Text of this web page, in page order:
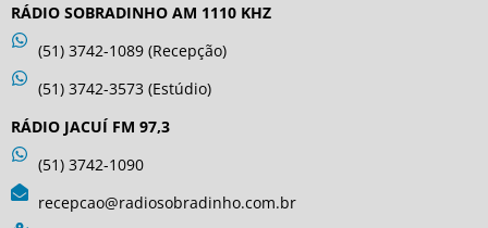
RÁDIO SOBRADINHO AM 1110 KHZ
(51) 3742-1089 (Recepção)
(51) 3742-3573 (Estúdio)
RÁDIO JACUÍ FM 97,3
(51) 3742-1090
recepcao@radiosobradinho.com.br